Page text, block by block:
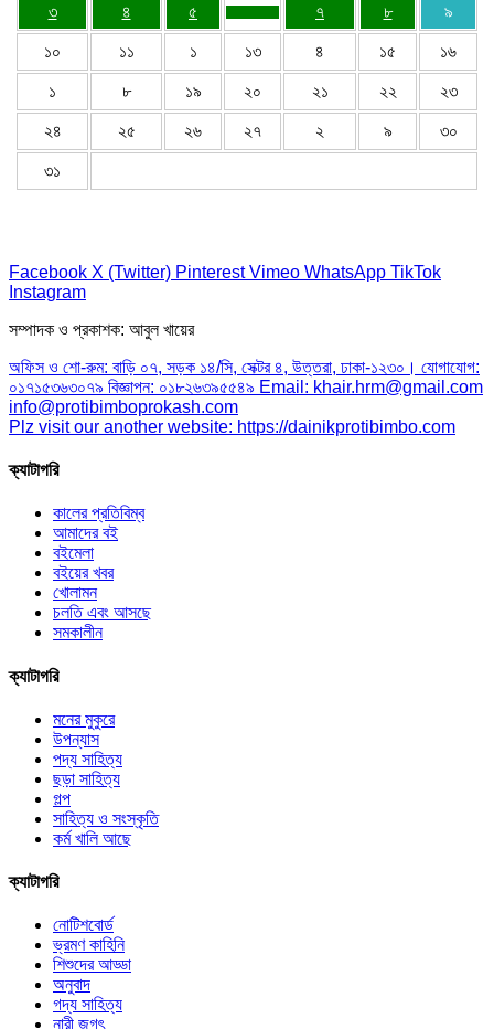
৩ ৪ ৫ ৭ ৮ ৯
১০ ১১ ১ ১৩ ৪ ১৫ ১৬
১ ৮ ১৯ ২০ ২১ ২২ ২৩
২৪ ২৫ ২৬ ২৭ ২ ৯ ৩০
৩১
Facebook X (Twitter) Pinterest Vimeo WhatsApp TikTok
Instagram
সম্পাদক ও প্রকাশক: আবুল খায়ের
অফিস ও শো-রুম: বাড়ি ০৭, সড়ক ১৪/সি, সেক্টর ৪, উত্তরা, ঢাকা-১২৩০। যোগাযোগ:
০১৭১৫৩৬৩০৭৯ বিজ্ঞাপন: ০১৮২৬৩৯৫৫৪৯ Email: khair.hrm@gmail.com
info@protibimboprokash.com
Plz visit our another website: https://dainikprotibimbo.com
ক্যাটাগরি
কালের প্রতিবিম্ব
আমাদের বই
বইমেলা
বইয়ের খবর
খোলামন
চলতি এবং আসছে
সমকালীন
ক্যাটাগরি
মনের মুকুরে
উপন্যাস
পদ্য সাহিত্য
ছড়া সাহিত্য
গল্প
সাহিত্য ও সংস্কৃতি
কর্ম খালি আছে
ক্যাটাগরি
নোটিশবোর্ড
ভ্রমণ কাহিনি
শিশুদের আড্ডা
অনুবাদ
গদ্য সাহিত্য
নারী জগৎ